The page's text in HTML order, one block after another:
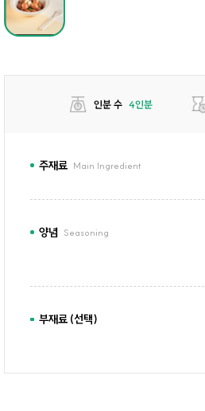
인분 수 4인분
주재료 Main Ingredient
양념 Seasoning
부재료 (선택)